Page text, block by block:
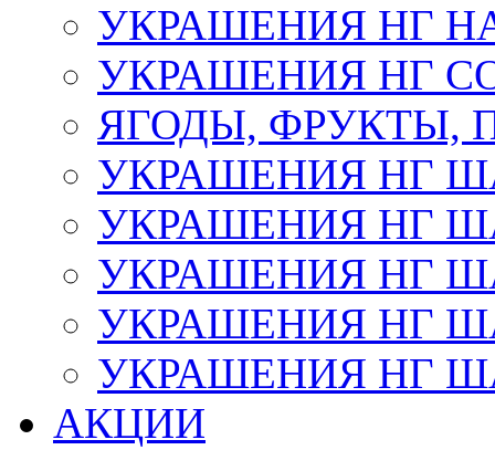
УКРАШЕНИЯ НГ
УКРАШЕНИЯ НГ
ЯГОДЫ, ФРУКТЫ,
УКРАШЕНИЯ НГ
УКРАШЕНИЯ НГ
УКРАШЕНИЯ НГ
УКРАШЕНИЯ НГ
УКРАШЕНИЯ НГ
АКЦИИ